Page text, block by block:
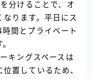
分けることで、オ
ります。平日にス
間とプライベート
キングスペースは
置しているため、